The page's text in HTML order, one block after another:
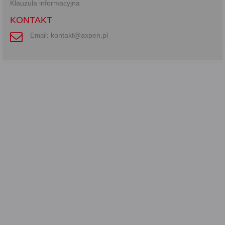
Klauzula informacyjna
KONTAKT
Email: kontakt@axpen.pl